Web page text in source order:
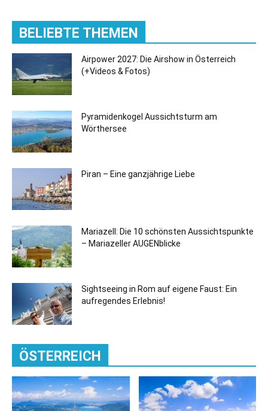
BELIEBTE THEMEN
Airpower 2027: Die Airshow in Österreich
(+Videos & Fotos)
Pyramidenkogel Aussichtsturm am
Wörthersee
Piran – Eine ganzjährige Liebe
Mariazell: Die 10 schönsten Aussichtspunkte
– Mariazeller AUGENblicke
Sightseeing in Rom auf eigene Faust: Ein
aufregendes Erlebnis!
ÖSTERREICH